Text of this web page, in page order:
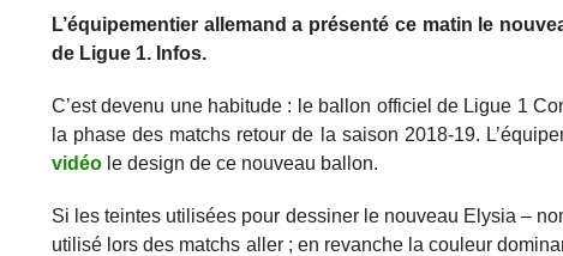
L’équipementier allemand a présenté ce matin le
de Ligue 1. Infos.
C’est devenu une habitude : le ballon officiel de Ligue 1
la phase des matchs retour de la saison 2018-19.
vidéole design de ce nouveau ballon.
Si les teintes utilisées pour dessiner le nouveau Elysia –
utilisé lors des matchs aller ; en revanche la couleur